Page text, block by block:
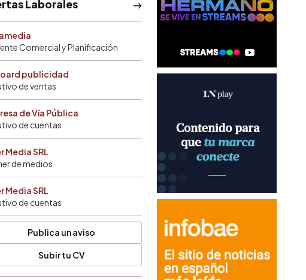
Laborales
Comercial y Planificación
publicidad
de ventas
de Vía Pública
de cuentas
Media SRL
de medios
Media SRL
de cuentas
Publica un aviso
Subir tu CV